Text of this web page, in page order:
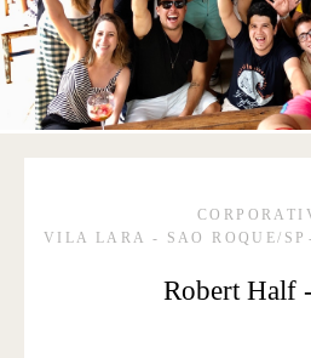
VILA LARA - SAO ROQUE/SP
Robert Half